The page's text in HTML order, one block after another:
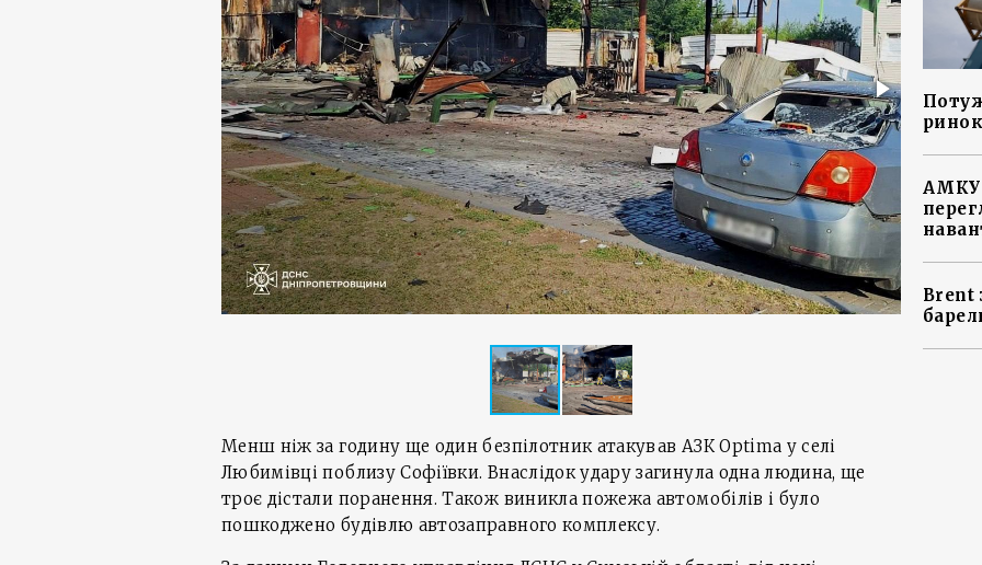
Менш ніж за годину ще один безпілотник атакував АЗК Optima у селі
Любимівці поблизу Софіївки. Внаслідок удару загинула одна людина, ще
троє дістали поранення. Також виникла пожежа автомобілів і було
пошкоджено будівлю автозаправного комплексу.
АМКУ
Brent